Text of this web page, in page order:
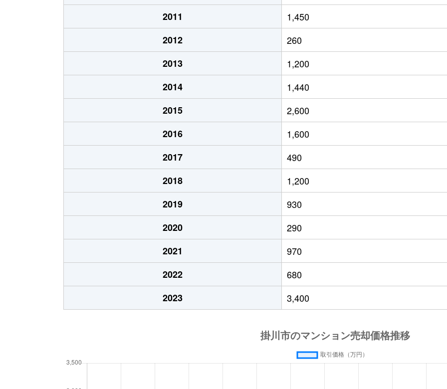
2011
1,450
2012
260
2013
1,200
2014
1,440
2015
2,600
2016
1,600
2017
490
2018
1,200
2019
930
2020
290
2021
970
2022
680
2023
3,400